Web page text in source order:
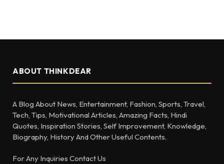
ABOUT THINKDEAR
A Blog About News, Entertainment, Fashion, Sports, Travel,
Tech, Tips, Motivational Articles, Amazing Facts, Hindi
Quotes, Inspiration Stories, Self Improvement, Knowledge,
Biography, History And Other Useful Contents.
For Any Inquiries Contact Us